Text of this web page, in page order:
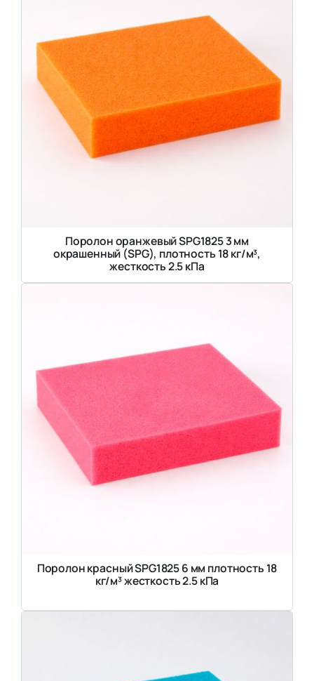
Поролон оранжевый SPG1825 3 мм
окрашенный (SPG), плотность 18 кг/м³,
жесткость 2.5 кПа
Поролон красный SPG1825 6 мм плотность 18
кг/м³ жесткость 2.5 кПа